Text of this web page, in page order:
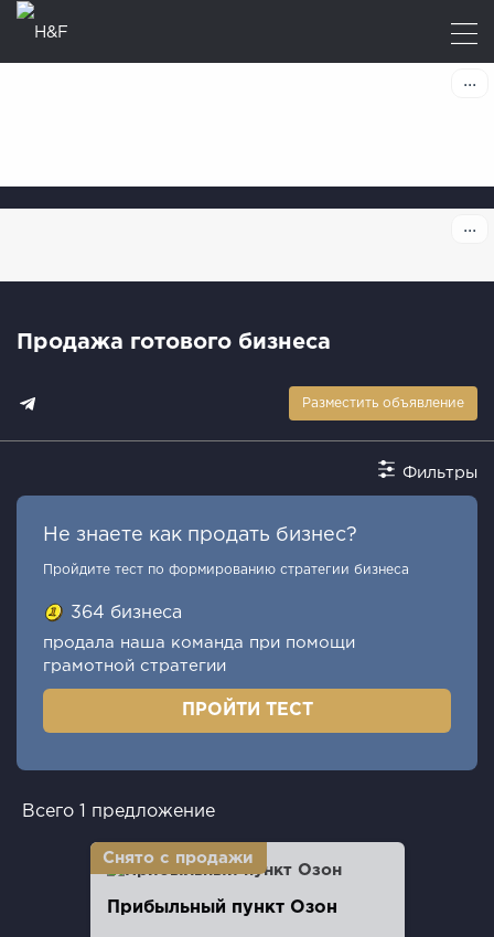
Продажа готового бизнеса
Разместить объявление
Фильтры
Не знаете как продать бизнес?
Пройдите тест по формированию стратегии бизнеса
364 бизнеса
продала наша команда при помощи
грамотной стратегии
ПРОЙТИ ТЕСТ
Всего 1 предложение
Прибыльный пункт Озон